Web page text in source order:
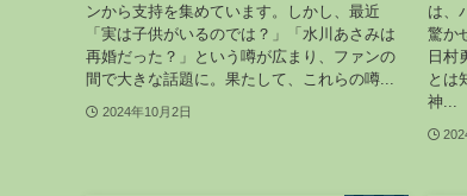
ンから支持を集めています。しかし、最近
「実は子供がいるのでは？」「水川あさみは
再婚だった？」という噂が広まり、ファンの
間で大きな話題に。果たして、これらの噂...
2024年10月2日
は、
驚か
日村
とは
神...